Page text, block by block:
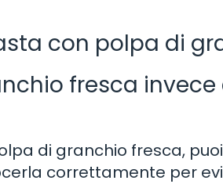
con polpa di
fresca
di granchio fresca,
correttamente per